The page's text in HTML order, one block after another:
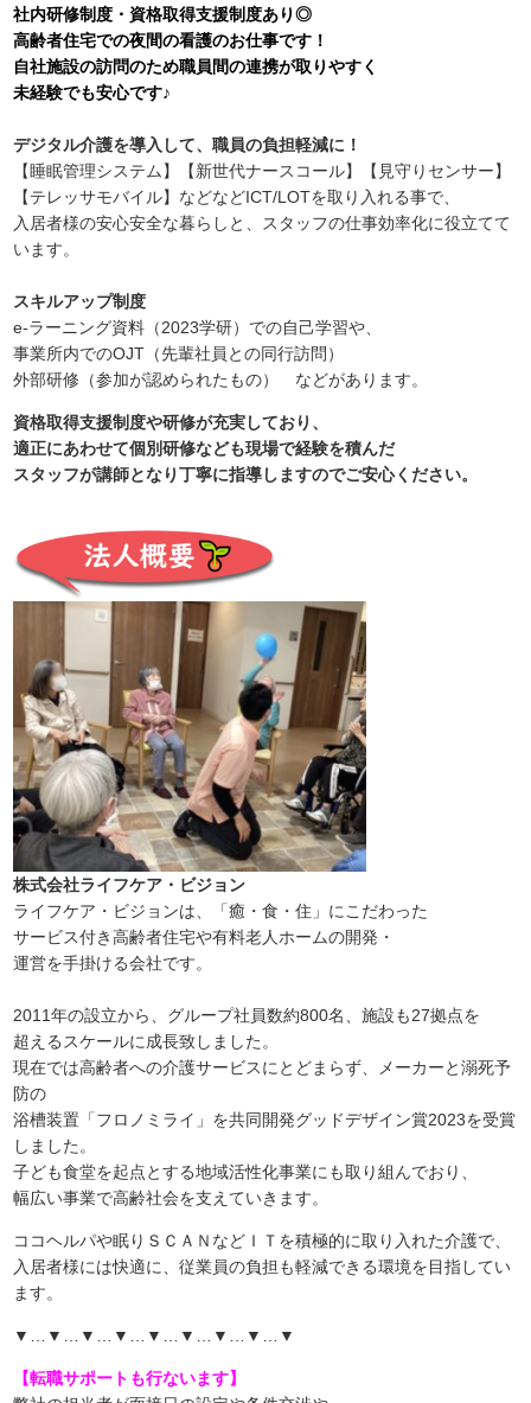
社内研修制度・資格取得支援制度あり◎
高齢者住宅での夜間の看護のお仕事です！
自社施設の訪問のため職員間の連携が取りやすく
未経験でも安心です♪
デジタル介護を導入して、職員の負担軽減に！
【睡眠管理システム】【新世代ナースコール】【見守りセンサー】
【テレッサモバイル】などなどICT/LOTを取り入れる事で、
入居者様の安心安全な暮らしと、スタッフの仕事効率化に役立てて
います。
スキルアップ制度
e-ラーニング資料（2023学研）での自己学習や、
事業所内でのOJT（先輩社員との同行訪問）
外部研修（参加が認められたもの） などがあります。
資格取得支援制度や研修が充実しており、
適正にあわせて個別研修なども現場で経験を積んだ
スタッフが講師となり丁寧に指導しますのでご安心ください。
株式会社ライフケア・ビジョン
ライフケア・ビジョンは、「癒・食・住」にこだわった
サービス付き高齢者住宅や有料老人ホームの開発・
運営を手掛ける会社です。
2011年の設立から、グループ社員数約800名、施設も27拠点を
超えるスケールに成長致しました。
現在では高齢者への介護サービスにとどまらず、メーカーと溺死予
防の
浴槽装置「フロノミライ」を共同開発グッドデザイン賞2023を受賞
しました。
子ども食堂を起点とする地域活性化事業にも取り組んでおり、
幅広い事業で高齢社会を支えていきます。
ココヘルパや眠りＳＣＡＮなどＩＴを積極的に取り入れた介護で、
入居者様には快適に、従業員の負担も軽減できる環境を目指してい
ます。
▼…▼…▼…▼…▼…▼…▼…▼…▼
【転職サポートも行ないます】